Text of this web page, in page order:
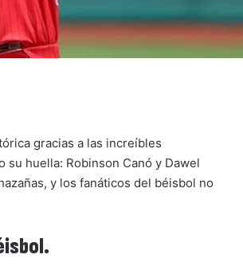
gracias a las increíbles
huella: Robinson Canó y Dawel
y los fanáticos del béisbol no